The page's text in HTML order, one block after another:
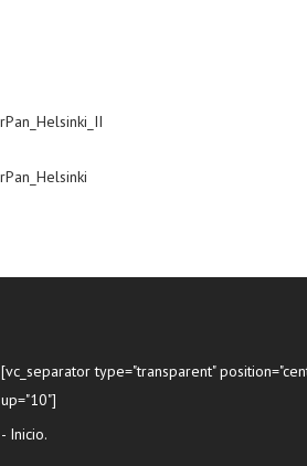
[vc_separator type="transparent"
up="10"]
- Inicio.